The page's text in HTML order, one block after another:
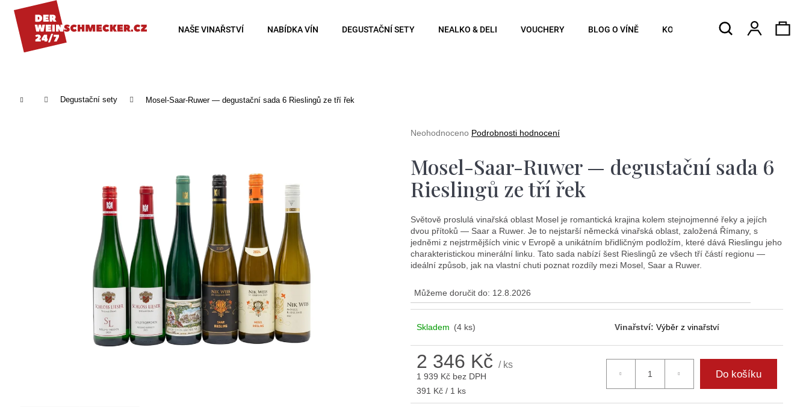
NAŠE VINAŘSTVÍ NABÍDKA VÍN DEGUSTAČNÍ SETY NEALKO & DELI VOUCHERY BLOG O VÍNĚ KONTAKTY Hledat
Domů Degustační sety Mosel-Saar-Ruwer — degustační sada 6 Rieslingů ze tří řek
Průměrné
je
0,0
z
5
Neohodnoceno Podrobnosti hodnocení
Mosel-Saar-Ruwer — degustační sada 6
Rieslingů ze tří řek
Světově proslulá vinařská oblast Mosel je romantická krajina kolem stejnojmenné řeky a jejích
dvou přítoků — Saar a Ruwer. Je to nejstarší německá vinařská oblast, založená Římany, s
jedněmi z nejstrmějších vinic v Evropě a unikátním břidličným podložím, které dává Rieslingu jeho
charakteristickou minerální linku. Tato sada nabízí šest Rieslingů ze všech tří částí regionu —
ideální způsob, jak na vlastní chuti poznat rozdíly mezi Mosel, Saar a Ruwer.
Můžeme doručit do: 12.8.2026
Skladem (4 ks) Vinařství:Výběr z vinařství
2 346 Kč / ks
1 939 Kč bez DPH
Měrná
cena:
391 Kč / 1 ks
Do košíku
Zpět
do
Zpět
do